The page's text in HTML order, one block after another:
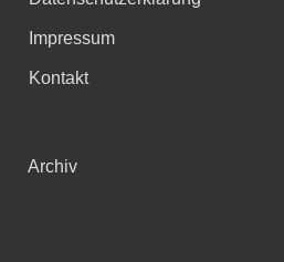
Impressum
Kontakt
Archiv